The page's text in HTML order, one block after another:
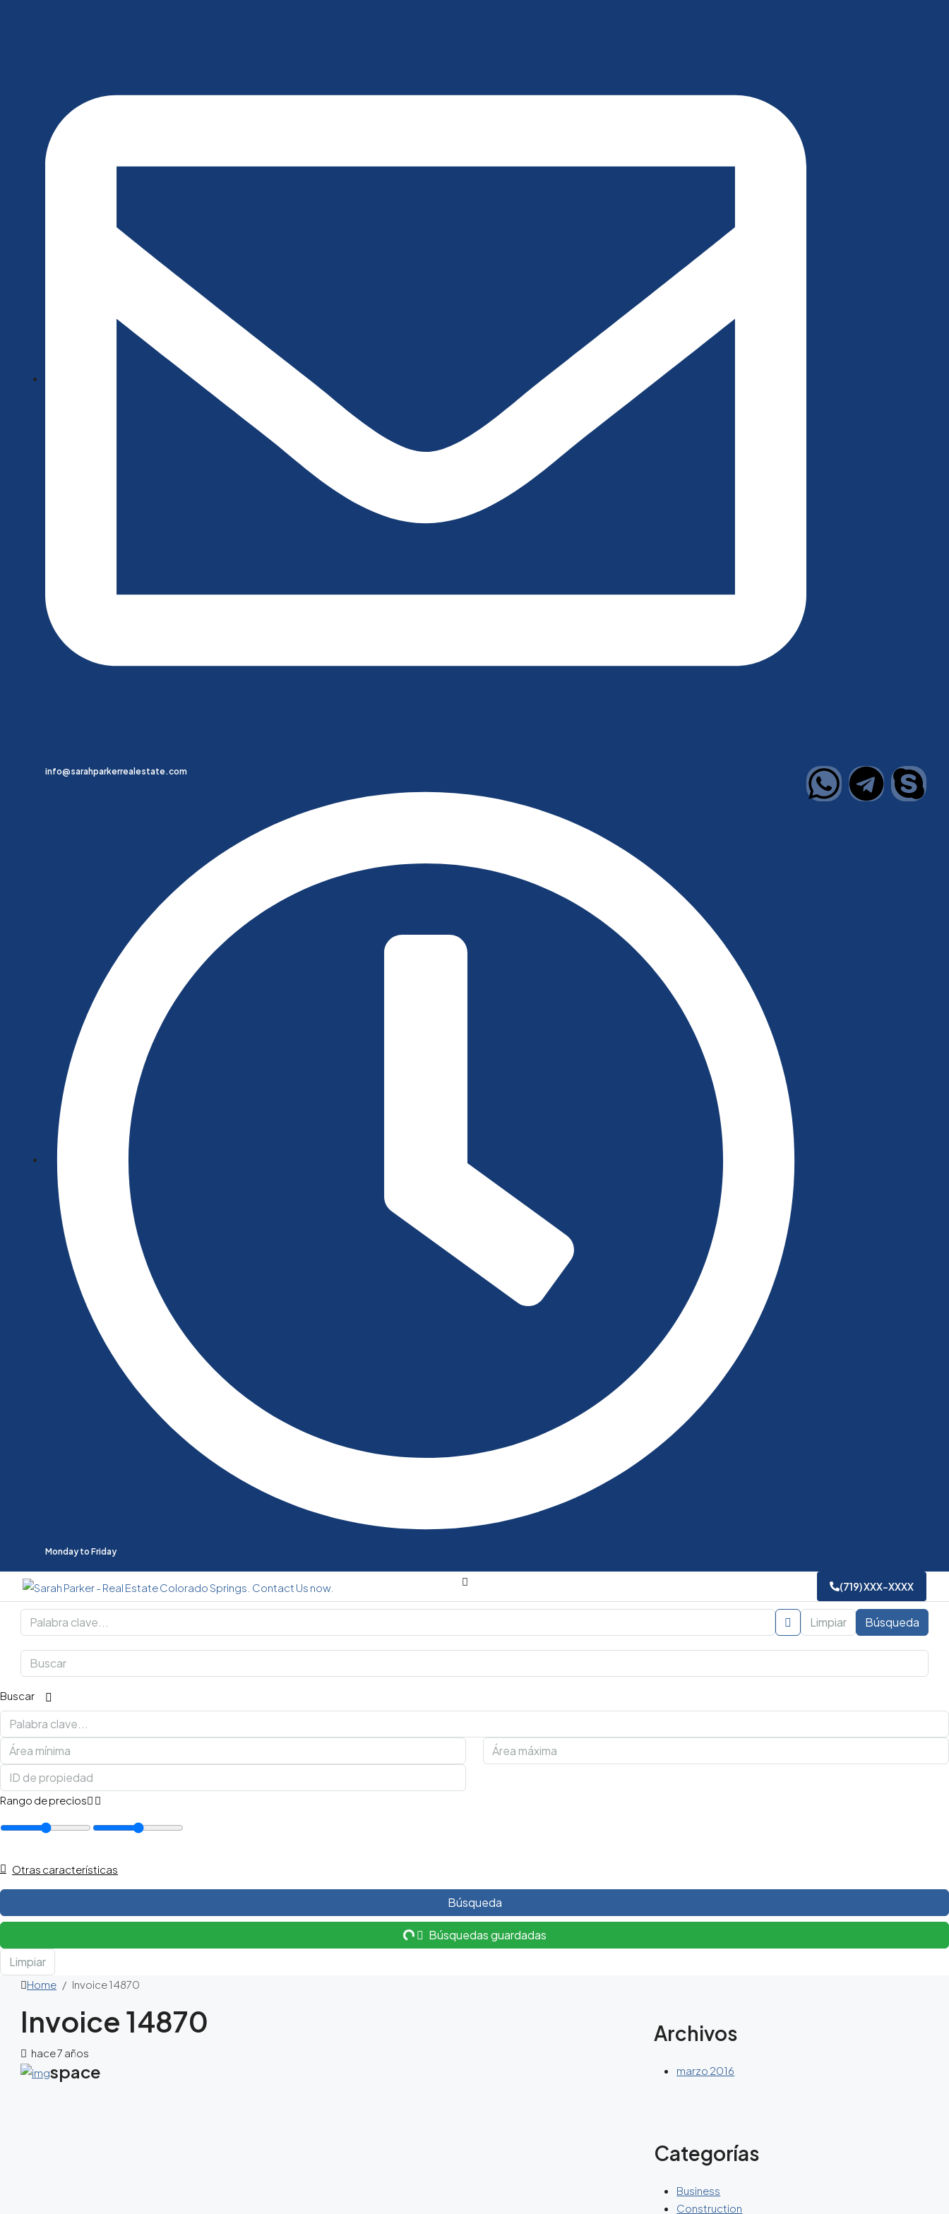
info@sarahparkerrealestate.com
Monday to Friday
(719) XXX-XXXX
Limpiar Búsqueda
Buscar
Rango de precios
Otras características
Búsqueda
Búsquedas guardadas
Limpiar
Home Invoice 14870
Invoice 14870
hace 7 años
space
Archivos
marzo 2016
Categorías
Business
Construction